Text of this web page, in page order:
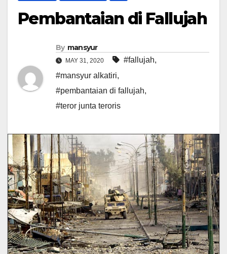
Pembantaian di Fallujah
By mansyur
MAY 31, 2020 #fallujah,
#mansyur alkatiri,
#pembantaian di fallujah,
#teror junta teroris